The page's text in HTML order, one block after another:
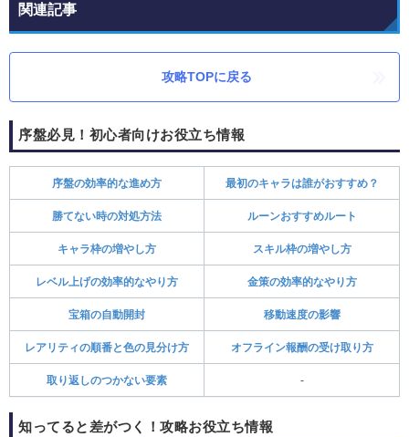
関連記事
攻略TOPに戻る
序盤必見！初心者向けお役立ち情報
序盤の効率的な進め方 最初のキャラは誰がおすすめ？
勝てない時の対処方法 ルーンおすすめルート
キャラ枠の増やし方 スキル枠の増やし方
レベル上げの効率的なやり方 金策の効率的なやり方
宝箱の自動開封 移動速度の影響
レアリティの順番と色の見分け方 オフライン報酬の受け取り方
取り返しのつかない要素 -
知ってると差がつく！攻略お役立ち情報